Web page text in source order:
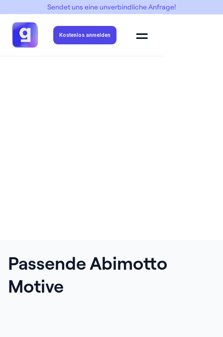
Sendet uns eine unverbindliche Anfrage!
Kostenlos anmelden
-> Demokrabi
Passende Abimotto
Motive